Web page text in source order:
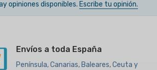
opiniones disponibles. Escribe tu opinión.
Envíos a toda España
Península, Canarias, Baleares, Ceuta y